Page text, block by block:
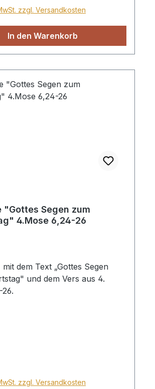
zzgl. Versandkosten
In den Warenkorb
"Gottes Segen zum
4.Mose 6,24-26
und dem Vers aus 4.
zzgl. Versandkosten